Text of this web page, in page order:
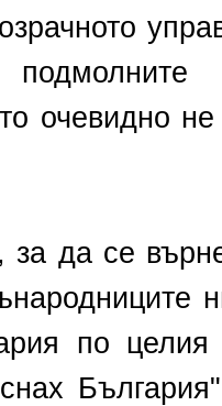
очевидно
за да се
по целия